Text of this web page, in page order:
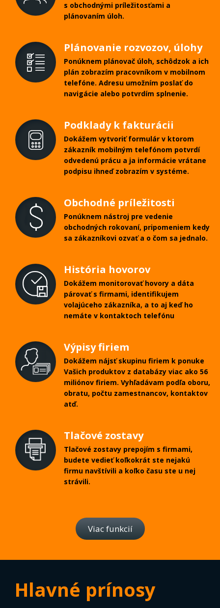
s obchodnými príležitosťami a
plánovaním úloh.
Plánovanie rozvozov, úlohy
Ponúknem plánovač úloh, schôdzok a ich
plán zobrazím pracovníkom v mobilnom
telefóne. Adresu umožním poslať do
navigácie alebo potvrdím splnenie.
Podklady k fakturácii
Dokážem vytvoriť formulár v ktorom
zákazník mobilným telefónom potvrdí
odvedenú prácu a ja informácie vrátane
podpisu ihneď zobrazím v systéme.
Obchodné príležitosti
Ponúknem nástroj pre vedenie
obchodných rokovaní, pripomeniem kedy
sa zákazníkovi ozvať a o čom sa jednalo.
História hovorov
Dokážem monitorovať hovory a dáta
párovať s firmami, identifikujem
volajúceho zákazníka, a to aj keď ho
nemáte v kontaktoch telefónu
Výpisy firiem
Dokážem nájsť skupinu firiem k ponuke
Vašich produktov z databázy viac ako 56
miliónov firiem. Vyhľadávam podľa oboru,
obratu, počtu zamestnancov, kontaktov
atď.
Tlačové zostavy
Tlačové zostavy prepojím s firmami,
budete vedieť koľkokrát ste nejakú
firmu navštívili a koľko času ste u nej
strávili.
Viac funkcií
Hlavné prínosy